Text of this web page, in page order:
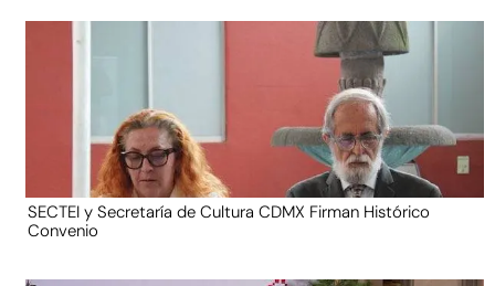
SECTEI y Secretaría de Cultura CDMX Firman Histórico
Convenio